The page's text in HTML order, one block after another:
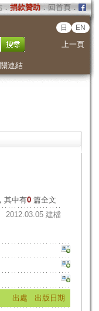
． 捐款贊助．回首頁．
日 EN
上一頁
連結
其中有0篇全文
2012.03.05 建檔
出處 出版日期